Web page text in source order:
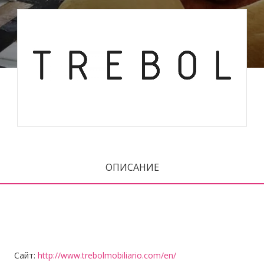
ОПИСАНИЕ
Сайт: http://www.trebolmobiliario.com/en/